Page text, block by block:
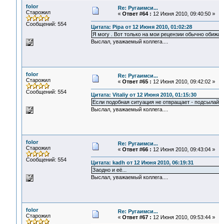
folor
Старожил
Сообщений: 554
Re: Ругаимси...
« Ответ #64 : 12 Июня 2010, 09:40:50 »
Цитата: Pipa от 12 Июня 2010, 01:02:28
Я могу . Вот только на мои рецензии обычно
Выслал, уважаемый коллега....
folor
Старожил
Сообщений: 554
Re: Ругаимси...
« Ответ #65 : 12 Июня 2010, 09:42:02 »
Цитата: Vitaliy от 12 Июня 2010, 01:15:30
Если подобная ситуация не отвращает -
Выслал, уважаемый коллега....
folor
Старожил
Сообщений: 554
Re: Ругаимси...
« Ответ #66 : 12 Июня 2010, 09:43:04 »
Цитата: kadh от 12 Июня 2010, 06:19:31
Заодно и её...
Выслал, уважаемый коллега....
folor
Старожил
Re: Ругаимси...
« Ответ #67 : 12 Июня 2010, 09:53:44 »